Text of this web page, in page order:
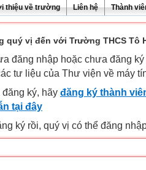
thiệu về trường Liên hệ Thành
quý vị đến với Trường THCS Tô
đăng nhập hoặc chưa đăng
tư liệu của Thư viện về máy
ký, hãy đăng ký thành
tại đây
ký rồi, quý vị có thể đăng